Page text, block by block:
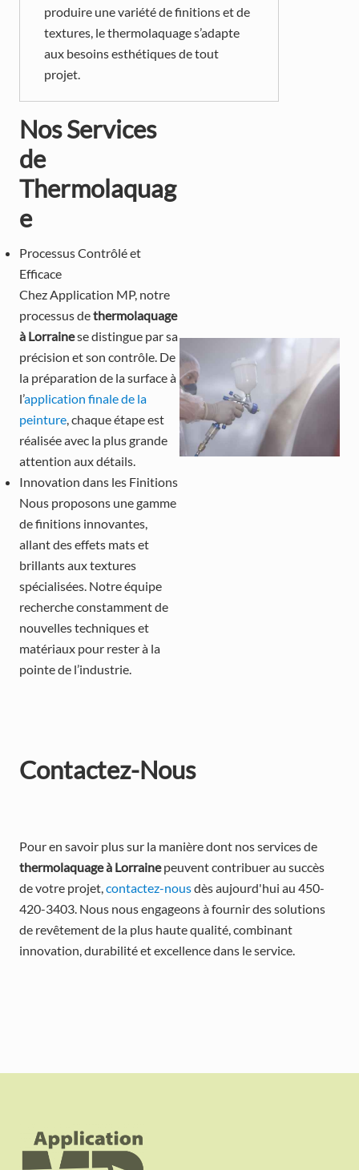
produire une variété de finitions et de
textures, le thermolaquage s’adapte
aux besoins esthétiques de tout
projet.
Nos Services
de
Thermolaquag
e
Processus Contrôlé et
Efficace
Chez Application MP, notre
processus dethermolaquage
à Lorrainese distingue par sa
précision et son contrôle. De
la préparation de la surface à
l’application finale de la
peinture, chaque étape est
réalisée avec la plus grande
attention aux détails.
Innovation dans les Finitions
Nous proposons une gamme
de finitions innovantes,
allant des effets mats et
brillants aux textures
spécialisées. Notre équipe
recherche constamment de
nouvelles techniques et
matériaux pour rester à la
pointe de l’industrie.
Contactez-Nous
thermolaquage à Lorraine peuvent contribuer au succès
de votre projet, contactez-nous dès aujourd'hui au 450-
420-3403. Nous nous engageons à fournir des solutions
de revêtement de la plus haute qualité, combinant
innovation, durabilité et excellence dans le service.